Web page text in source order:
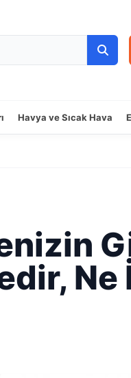
Havya ve Sıcak Hava
Ne